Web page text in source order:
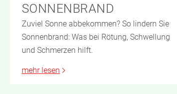
SONNENBRAND
Zuviel Sonne abbekommen? So lindern Sie
Sonnenbrand: Was bei Rötung, Schwellung
und Schmerzen hilft.
mehr lesen